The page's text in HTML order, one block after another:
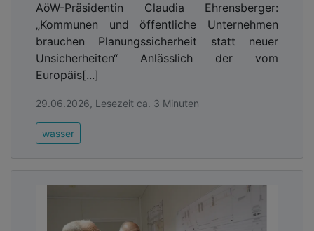
AöW-Präsidentin Claudia Ehrensberger:
„Kommunen und öffentliche Unternehmen
brauchen Planungssicherheit statt neuer
Unsicherheiten“ Anlässlich der vom
Europäis[...]
29.06.2026, Lesezeit ca. 3 Minuten
wasser